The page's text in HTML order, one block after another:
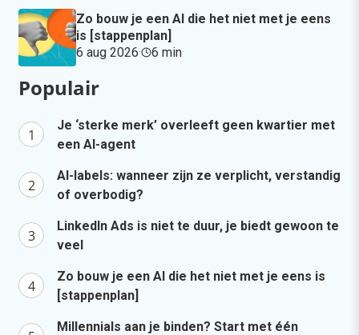
Zo bouw je een AI die het niet met je eens
is [stappenplan]
6 aug 2026· 6 min·
Populair
Je ‘sterke merk’ overleeft geen kwartier met
een AI-agent
AI-labels: wanneer zijn ze verplicht, verstandig
of overbodig?
LinkedIn Ads is niet te duur, je biedt gewoon te
veel
Zo bouw je een AI die het niet met je eens is
[stappenplan]
Millennials aan je binden? Start met één